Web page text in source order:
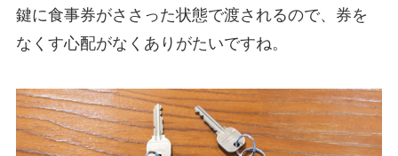
鍵に食事券がささった状態で渡されるので、券を
なくす心配がなくありがたいですね。